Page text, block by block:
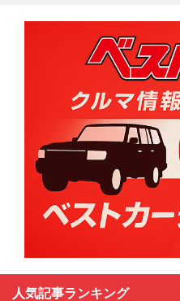
人気記事ランキング